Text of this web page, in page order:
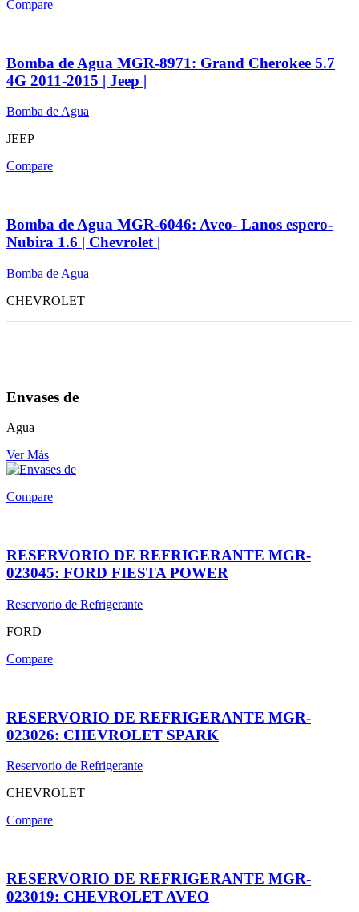
Compare
Bomba de Agua MGR-8971: Grand Cherokee 5.7
4G 2011-2015 | Jeep |
Bomba de Agua
JEEP
Compare
Bomba de Agua MGR-6046: Aveo- Lanos espero-
Nubira 1.6 | Chevrolet |
Bomba de Agua
CHEVROLET
Envases de
Agua
Ver Más
Compare
RESERVORIO DE REFRIGERANTE MGR-
023045: FORD FIESTA POWER
Reservorio de Refrigerante
FORD
Compare
RESERVORIO DE REFRIGERANTE MGR-
023026: CHEVROLET SPARK
Reservorio de Refrigerante
CHEVROLET
Compare
RESERVORIO DE REFRIGERANTE MGR-
023019: CHEVROLET AVEO